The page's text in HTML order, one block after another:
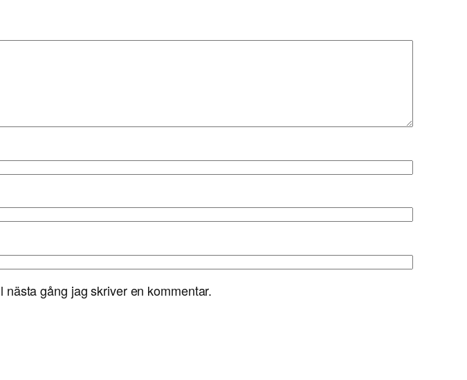
gång jag skriver en kommentar.